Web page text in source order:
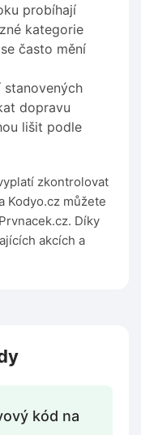
probíhají
kategorie
často mění
stanovených
dopravu
lišit podle
zkontrolovat
Kodyo.cz můžete
Díky
akcích a
kód na